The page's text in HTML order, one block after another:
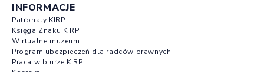
INFORMACJE
Patronaty KIRP
Księga Znaku KIRP
Wirtualne muzeum
Program ubezpieczeń dla radców prawnych
Praca w biurze KIRP